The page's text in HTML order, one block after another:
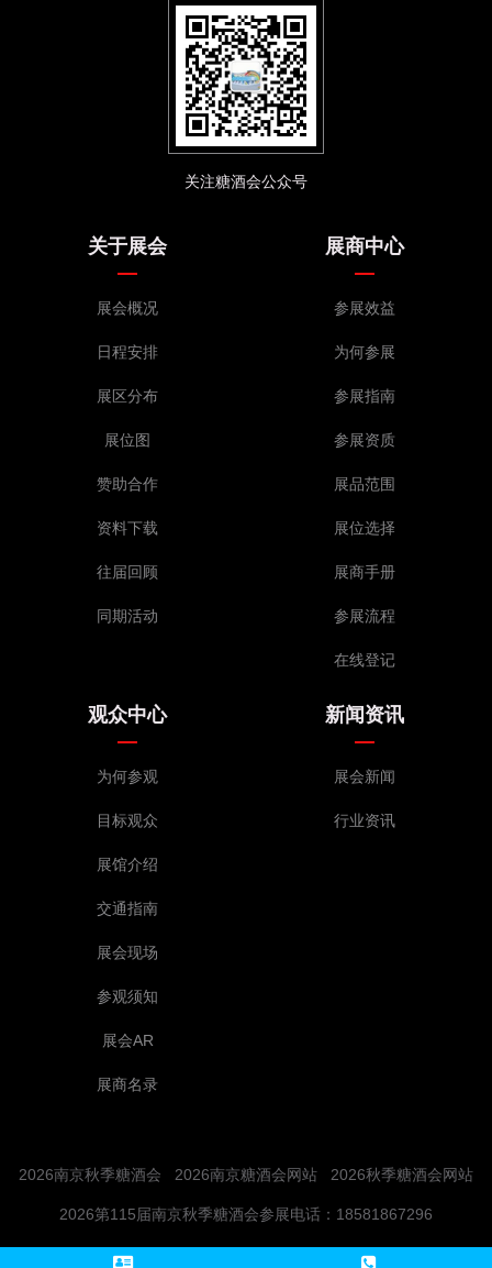
关注糖酒会公众号
关于展会
展会概况
日程安排
展区分布
展位图
赞助合作
资料下载
往届回顾
同期活动
展商中心
参展效益
为何参展
参展指南
参展资质
展品范围
展位选择
展商手册
参展流程
在线登记
观众中心
为何参观
目标观众
展馆介绍
交通指南
展会现场
参观须知
展会AR
展商名录
新闻资讯
展会新闻
行业资讯
2026南京秋季糖酒会 2026南京糖酒会网站 2026秋季糖酒会网站
2026第115届南京秋季糖酒会参展电话：18581867296